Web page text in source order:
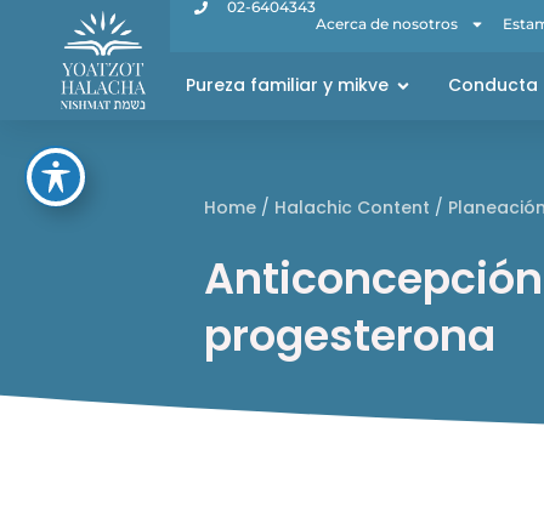
02-6404343
Acerca de nosotros
Pureza familiar y mikve
Home/ Halachic Content /
progesterona